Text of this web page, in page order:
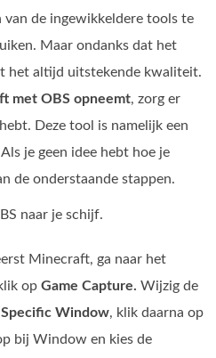
van de ingewikkeldere tools te
Maar ondanks dat het
het altijd uitstekende kwaliteit.
met OBS opneemt, zorg er
Deze tool is namelijk een
je geen idee hebt hoe je
de onderstaande stappen.
naar je schijf.
Minecraft, ga naar het
opGame Capture. Wijzig de
Window, klik daarna op
bij Window en kies de